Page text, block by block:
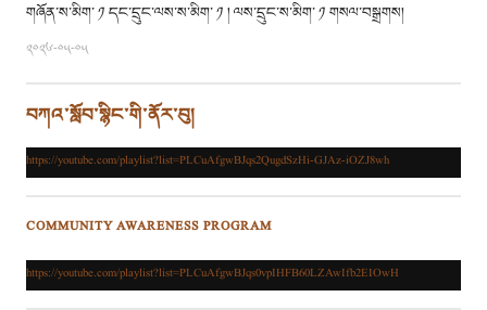
གཞོན་ས་མིག་ ༡ དང་དྲུང་ལས་ས་མིག་ ༡ ། ལས་དྲུང་ས་མིག་ ༡ གསལ་བསྒྲགས།
༢༠༢༦-༠༥-༠༥
བཀའ་སློབ་སྙིང་གི་ནོར་བུ།
https://youtube.com/playlist?list=PLCuAfgwBJqs2QugdSzHi-GJAz-iOZJ8wh
COMMUNITY AWARENESS PROGRAM
https://youtube.com/playlist?list=PLCuAfgwBJqs0vpIHFB60LZAwIfb2EIOwH